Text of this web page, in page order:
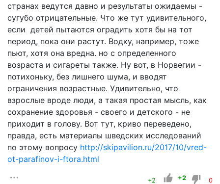
странах ведутся давно и результаты ожидаемы -
сугубо отрицательные. Что же тут удивительного,
если детей пытаются оградить хотя бы на тот
период, пока они растут. Водку, например, тоже
пьют, хотя она вредна. но с определенного
возраста и сигареты также. Ну вот, в Норвегии -
потихоньку, без лишнего шума, и вводят
ограничения возрастные. Удивительно, что
взрослые вроде люди, а такая простая мысль, как
сохранение здоровья - своего и детского - не
приходит в голову. Вот тут, криво переведено,
правда, есть материалы шведских исследований
по этому вопросу http://skipavilion.ru/2017/10/vred-
ot-parafinov-i-ftora.html
+2 +2 0